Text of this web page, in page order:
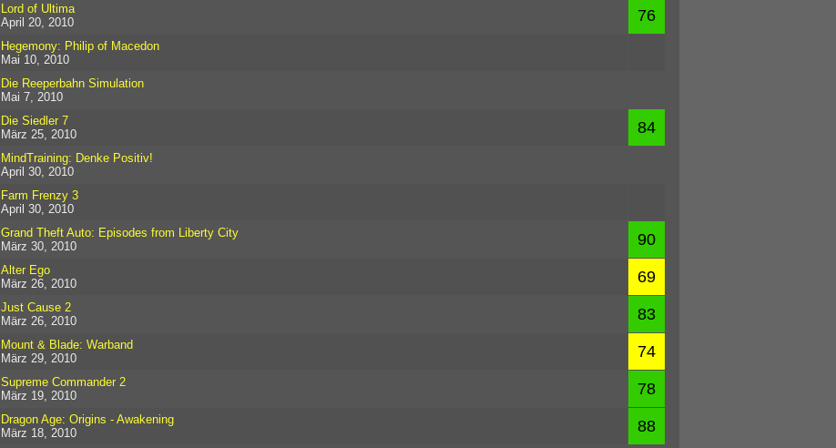
Lord of Ultima
April 20, 2010
76
Hegemony: Philip of Macedon
Mai 10, 2010
Die Reeperbahn Simulation
Mai 7, 2010
Die Siedler 7
März 25, 2010
84
MindTraining: Denke Positiv!
April 30, 2010
Farm Frenzy 3
April 30, 2010
Grand Theft Auto: Episodes from Liberty City
März 30, 2010
90
Alter Ego
März 26, 2010
69
Just Cause 2
März 26, 2010
83
Mount & Blade: Warband
März 29, 2010
74
Supreme Commander 2
März 19, 2010
78
Dragon Age: Origins - Awakening
März 18, 2010
88